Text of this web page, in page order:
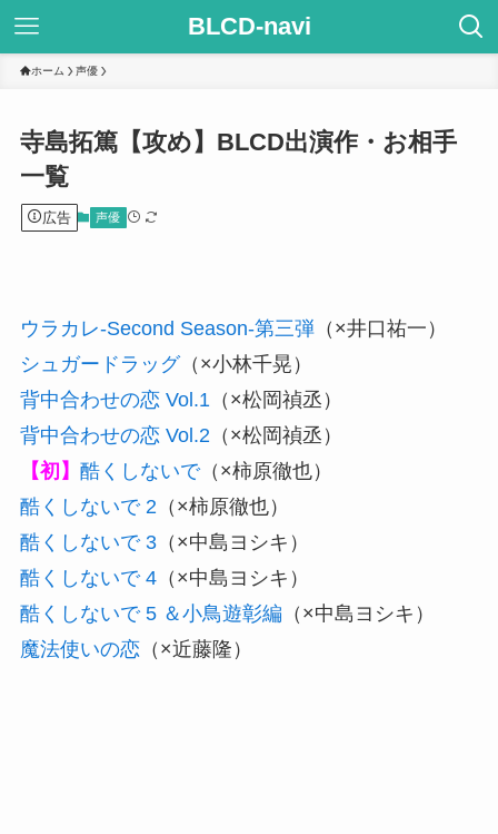
BLCD-navi
ホーム 声優
寺島拓篤【攻め】BLCD出演作・お相手
一覧
広告 声優
ウラカレ-Second Season-第三弾（×井口祐一）
シュガードラッグ（×小林千晃）
背中合わせの恋 Vol.1（×松岡禎丞）
背中合わせの恋 Vol.2（×松岡禎丞）
【初】 酷くしないで（×柿原徹也）
酷くしないで 2（×柿原徹也）
酷くしないで 3（×中島ヨシキ）
酷くしないで 4（×中島ヨシキ）
酷くしないで 5 ＆小鳥遊彰編 （×中島ヨシキ）
魔法使いの恋（×近藤隆）